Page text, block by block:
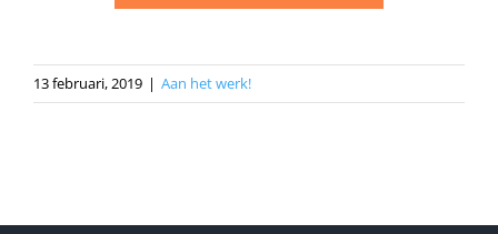
13 februari, 2019 | Aan het werk!